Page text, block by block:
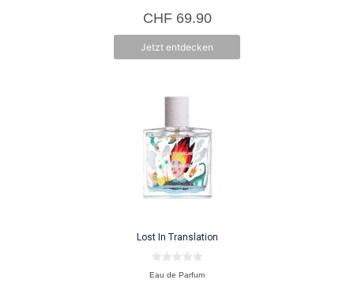
n
5
CHF69.90
Jetzt entdecken
Lost In Translation
0
v
Eau de Parfum